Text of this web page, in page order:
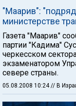
"Маарив":
министерстве
Газета "Маарив"
партии "Кадима"
черкесском
экзаменатором
севере страны.
05.08.2008 10:24// В